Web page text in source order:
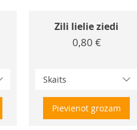
Zili lielie ziedi
Cena
0,80 €
Skaits
Pievienot grozam